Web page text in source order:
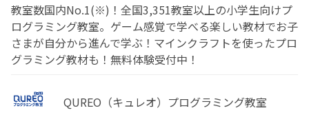
教室数国内No.1(※)！全国3,351教室以上の小学生向けプ
ログラミング教室。ゲーム感覚で学べる楽しい教材でお子
さまが自分から進んで学ぶ！マインクラフトを使ったプロ
グラミング教材も！無料体験受付中！
QUREO（キュレオ）プログラミング教室